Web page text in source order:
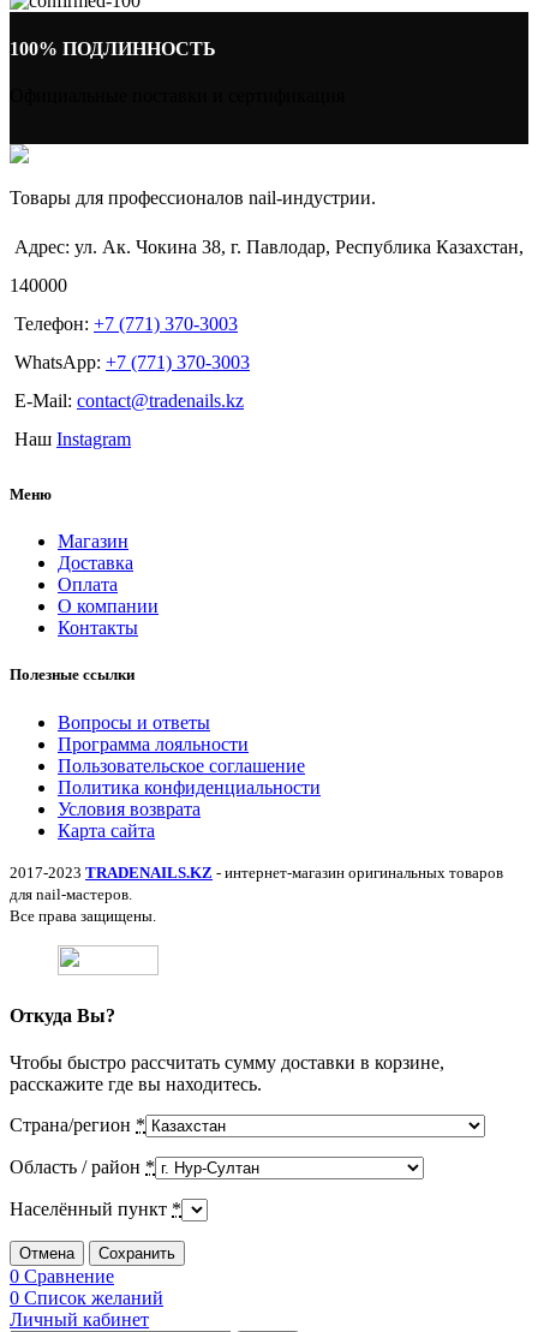
100% ПОДЛИННОСТЬ
Товары для профессионалов nail-индустрии.
Адрес: ул. Ак. Чокина 38, г. Павлодар, Республика Казахстан,
140000
Телефон: +7 (771) 370-3003
WhatsApp: +7 (771) 370-3003
E-Mail: contact@tradenails.kz
Наш Instagram
Меню
Магазин
Доставка
Оплата
О компании
Контакты
Полезные ссылки
Вопросы и ответы
Программа лояльности
Пользовательское соглашение
Политика конфиденциальности
Условия возврата
Карта сайта
2017-2023 TRADENAILS.KZ - интернет-магазин оригинальных товаров
для nail-мастеров.
Все права защищены.
Откуда Вы?
Чтобы быстро рассчитать сумму доставки в корзине,
расскажите где вы находитесь.
Страна/регион *
Область / район *
Населённый пункт *
Отмена Сохранить
0 Сравнение
0 Список желаний
Личный кабинет